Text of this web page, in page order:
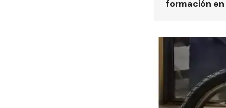
formación